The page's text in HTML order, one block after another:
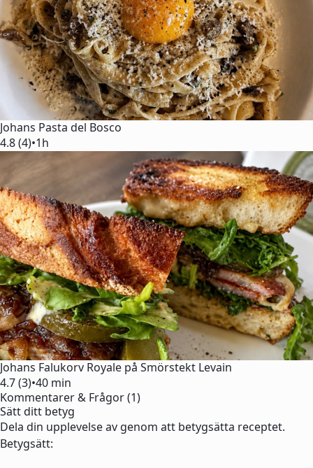
Johans Pasta del Bosco
4.8 (4)•1h
Johans Falukorv Royale på Smörstekt Levain
4.7 (3)•40 min
Kommentarer & Frågor (1)
Sätt ditt betyg
Dela din upplevelse av genom att betygsätta receptet.
Betygsätt: